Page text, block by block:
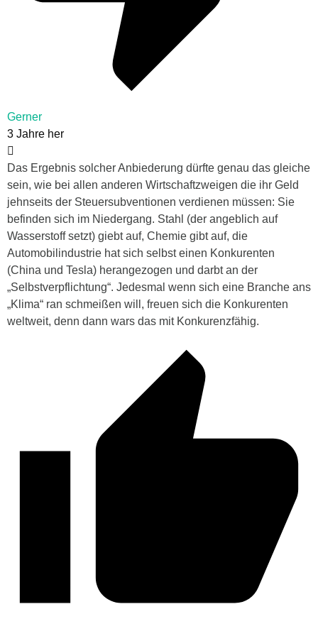
Gerner
3 Jahre her
Das Ergebnis solcher Anbiederung dürfte genau das gleiche
sein, wie bei allen anderen Wirtschaftzweigen die ihr Geld
jehnseits der Steuersubventionen verdienen müssen: Sie
befinden sich im Niedergang. Stahl (der angeblich auf
Wasserstoff setzt) giebt auf, Chemie gibt auf, die
Automobilindustrie hat sich selbst einen Konkurenten
(China und Tesla) herangezogen und darbt an der
„Selbstverpflichtung“. Jedesmal wenn sich eine Branche ans
„Klima“ ran schmeißen will, freuen sich die Konkurenten
weltweit, denn dann wars das mit Konkurenzfähig.